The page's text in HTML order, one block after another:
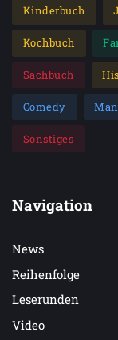
Kinderbuch
Kochbuch
Sachbuch
Comedy
Sonstiges
Navigation
News
Reihenfolge
Leserunden
Video